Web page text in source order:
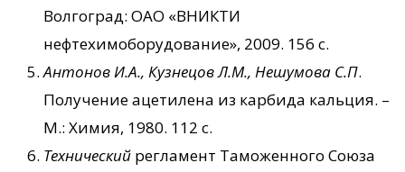
Волгоград: ОАО «ВНИКТИ
нефтехимоборудование», 2009. 156 с.
Антонов И.А., Кузнецов Л.М., Нешумова С.П.
Получение ацетилена из карбида кальция. –
М.: Химия, 1980. 112 с.
Технический регламент Таможенного Союза